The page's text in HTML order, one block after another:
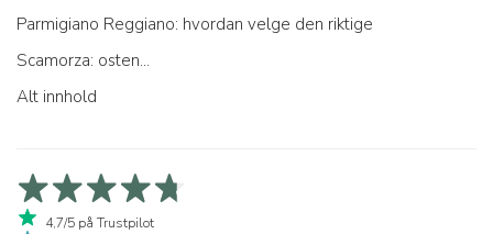
Parmigiano Reggiano: hvordan velge den riktige
Scamorza: osten...
Alt innhold
4,7/5 på Trustpilot